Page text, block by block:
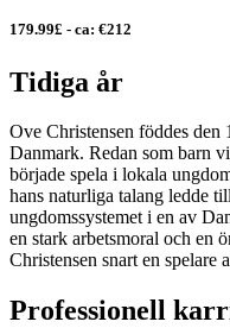
179.99£ - ca: €212
Tidiga år
Ove Christensen föddes
Danmark. Redan som barn
började spela i lokala
hans naturliga talang ledde
ungdomssystemet i en av
en stark arbetsmoral och en
Christensen snart en spelare
Professionell